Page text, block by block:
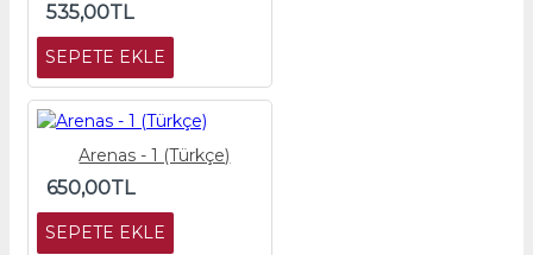
535,00TL
SEPETE EKLE
Arenas - 1 (Türkçe)
650,00TL
SEPETE EKLE